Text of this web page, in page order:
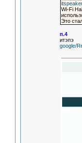
Wi-Fi
Это
п.4
итэпэ
google/